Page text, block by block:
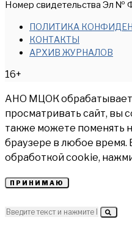
Номер свидетельства Эл №
ПОЛИТИКА
КОНТАКТЫ
АРХИВ ЖУРНАЛОВ
16+
АНО МЦОК
просматривать сайт, вы
также можете поменять
браузере в любое время.
обработкой cookie,
ПРИНИМАЮ